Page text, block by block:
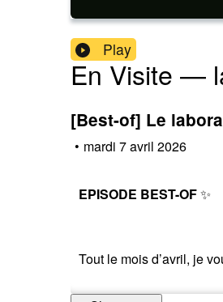
Play
En Visite —
[Best-of] Le
• mardi 7 avril 2026
EPISODE BEST-OF✨
Tout le mois d’avril, je